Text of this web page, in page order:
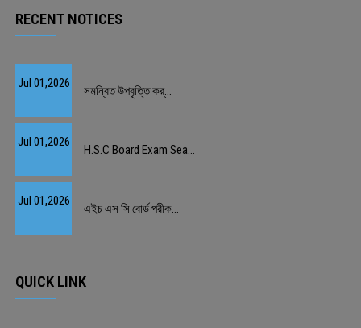
RECENT NOTICES
Jul 01,2026
সমন্বিত উপবৃত্তি কর্...
Jul 01,2026
H.S.C Board Exam Sea...
Jul 01,2026
এইচ এস সি বোর্ড পরীক...
QUICK LINK